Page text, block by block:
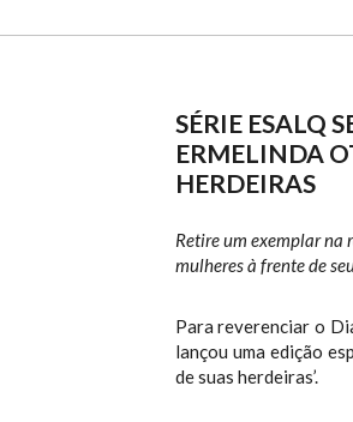
SÉRIE ESALQ
ERMELINDA
HERDEIRAS
Retire um exemplar na
mulheres à frente de
Para reverenciar o
lançou uma edição
de suas herdeiras’.